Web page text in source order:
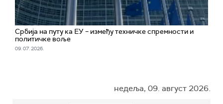
Србија на путу ка ЕУ – између техничке спремности и
политичке воље
09. 07. 2026.
недеља, 09. август 2026.